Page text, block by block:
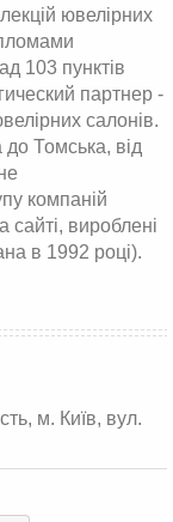
ювелірних
103 пунктів
партнер -
салонів.
Томська, від
компаній
вироблені
в 1992 році).
м. Київ, вул.